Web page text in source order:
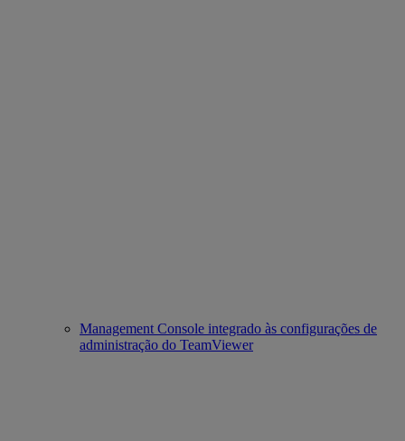
Management Console integrado às configurações de
administração do TeamViewer